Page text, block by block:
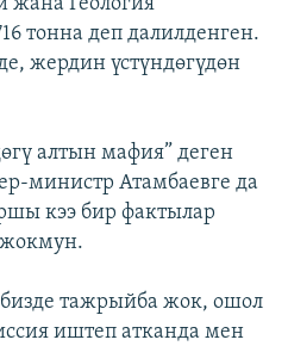
жана Геология
тонна деп далилденген.
жердин үстүндөгүдөн
алтын мафия” деген
министр Атамбаевге да
кээ бир фактылар
жокмун.
бизде тажрыйба жок, ошол
иштеп атканда мен